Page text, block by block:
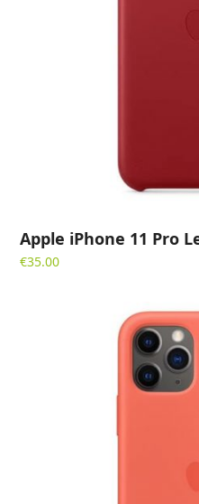
Apple iPhone 11 Pro
€35.00